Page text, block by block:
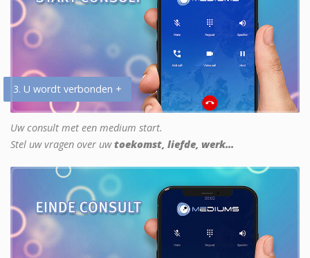
3. U wordt verbonden +
Uw consult met een medium start.
Stel uw vragen over uwtoekomst, liefde, werk...